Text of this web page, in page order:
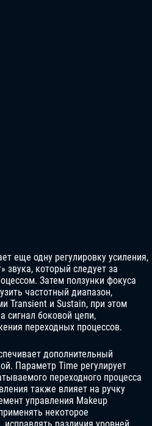
еще одну регулировку усиления,
звука, который следует за
Затем ползунки фокуса
частотный диапазон,
Transient и Sustain, при этом
сигнал боковой цепи,
переходных процессов.
дополнительный
Параметр Time регулирует
переходного процесса
также влияет на ручку
управления Makeup
некоторое